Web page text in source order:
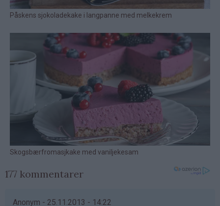
177 kommentarer
Anonym - 25.11.2013 - 14:22